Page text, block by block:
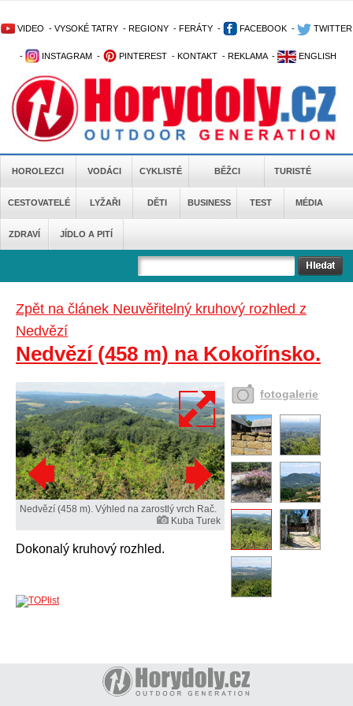
VIDEO - VYSOKÉ TATRY - REGIONY - FERÁTY - FACEBOOK - TWITTER
- INSTAGRAM - PINTEREST - KONTAKT - REKLAMA - ENGLISH
HOROLEZCI VODÁCI CYKLISTÉ BĚŽCI TURISTÉ
CESTOVATELÉ LYŽAŘI DĚTI BUSINESS TEST MÉDIA
ZDRAVÍ JÍDLO A PITÍ
Zpět na článek Neuvěřitelný kruhový rozhled z
Nedvězí
Nedvězí (458 m) na Kokořínsko.
Nedvězí (458 m). Výhled na zarostlý vrch Rač.
Kuba Turek
Dokonalý kruhový rozhled.
fotogalerie